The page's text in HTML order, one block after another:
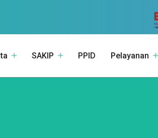
SAKIP PPID Pelayanan